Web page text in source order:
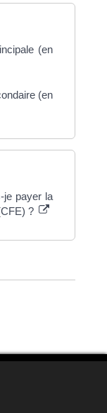
(en
(en
je payer la
?